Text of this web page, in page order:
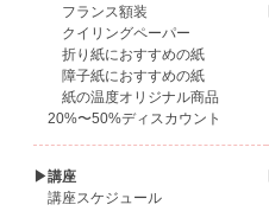
フランス額装
クイリングペーパー
折り紙におすすめの紙
障子紙におすすめの紙
紙の温度オリジナル商品
20%〜50%ディスカウント
▶講座
講座スケジュール